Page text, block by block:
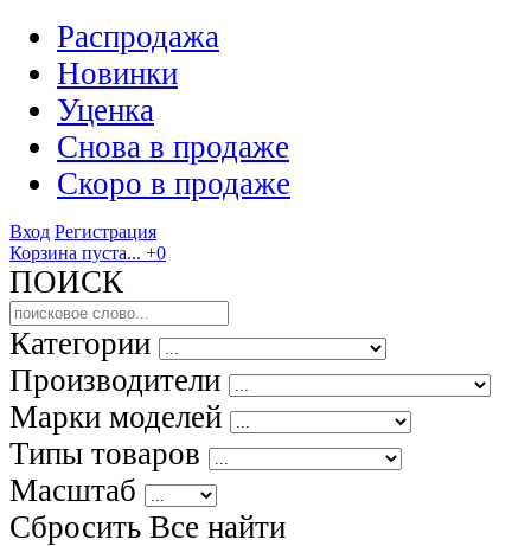
Распродажа
Новинки
Уценка
Снова в продаже
Скоро в продаже
Вход Регистрация
Корзина пуста... +0
ПОИСК
Категории
Производители
Марки моделей
Типы товаров
Масштаб
Сбросить Все найти